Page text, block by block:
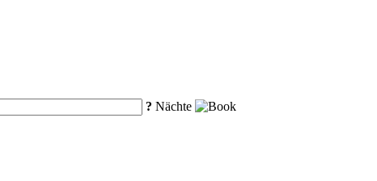
? Nächte